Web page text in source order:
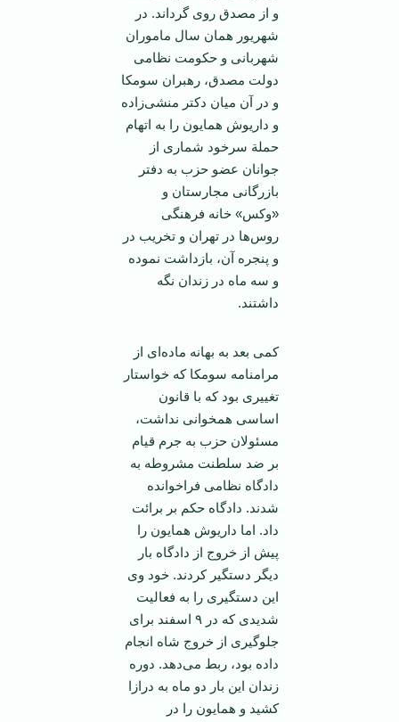
و از مصدق روی گرداند. در
شهریور‌‌ همان سال ماموران
شهربانی و حکومت نظامی
دولت مصدق، رهبران سومکا
و در آن میان دکتر منشی‌زاده
و داریوش همایون را به اتهام
حملة سرخود شماری از
جوانان عضو حزب به دفتر
بازرگانی مجارستان و
«وکس» خانه فرهنگی
روس‌ها در تهران و تخریب در
و پنجره آن، بازداشت نموده
و سه ماه در زندان نگه
داشتند.
کمی بعد به بهانه ماده‌ای از
مرامنامه سومکا که خواستار
تغییری بود که با قانون
اساسی همخوانی نداشت،
مسئولان حزب به جرم قیام
بر ضد سلطنت مشروطه به
دادگاه نظامی فراخوانده
شدند. دادگاه حکم بر برائت
داد. اما داریوش همایون را
پیش از خروج از دادگاه بار
دیگر دستگیر کردند. خود وی
این دستگیری را به فعالیت
شدیدی که در ۹ اسفند برای
جلوگیری از خروج شاه انجام
داده بود، ربط می‌دهد. دوره
زندان این بار دو ماه به درازا
کشید و همایون را در